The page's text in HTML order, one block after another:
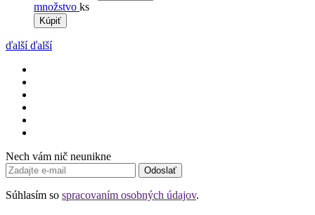
množstvo ks
Kúpiť
ďalší ďalší
Nech vám nič neunikne
Odoslať
Súhlasím so spracovaním osobných údajov.